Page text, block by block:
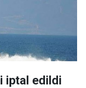
iptal edildi